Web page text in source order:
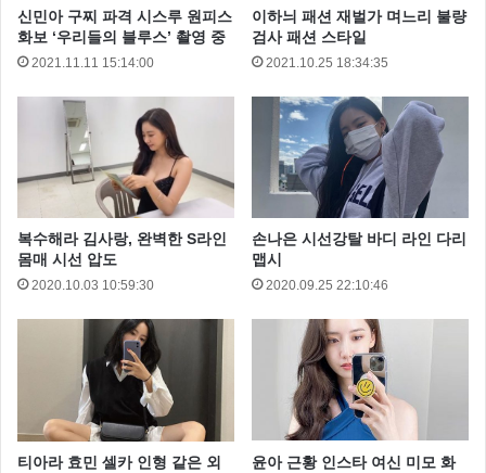
신민아 구찌 파격 시스루 원피스
화보 ‘우리들의 블루스’ 촬영 중
2021.11.11 15:14:00
이하늬 패션 재벌가 며느리 불량
검사 패션 스타일
2021.10.25 18:34:35
복수해라 김사랑, 완벽한 S라인
몸매 시선 압도
2020.10.03 10:59:30
손나은 시선강탈 바디 라인 다리
맵시
2020.09.25 22:10:46
티아라 효민 셀카 인형 같은 외
윤아 근황 인스타 여신 미모 화